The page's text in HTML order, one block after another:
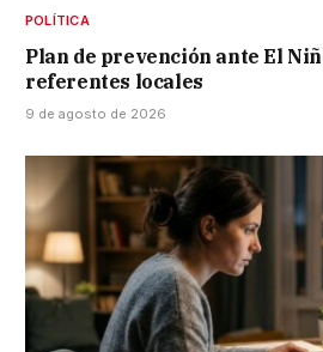
POLÍTICA
Plan de prevención ante El
referentes locales
9 de agosto de 2026